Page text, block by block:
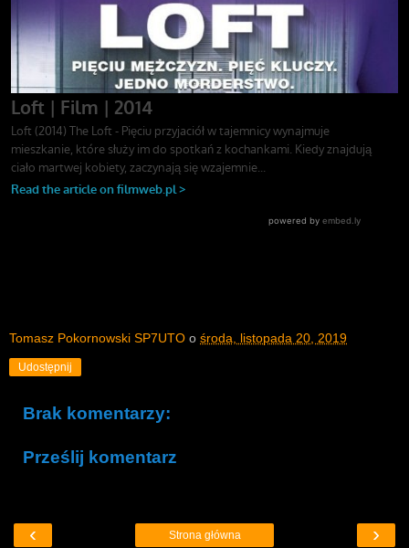
Tomasz Pokornowski SP7UTO o środa, listopada 20, 2019
Udostępnij
Brak komentarzy:
Prześlij komentarz
‹ ›
Strona główna